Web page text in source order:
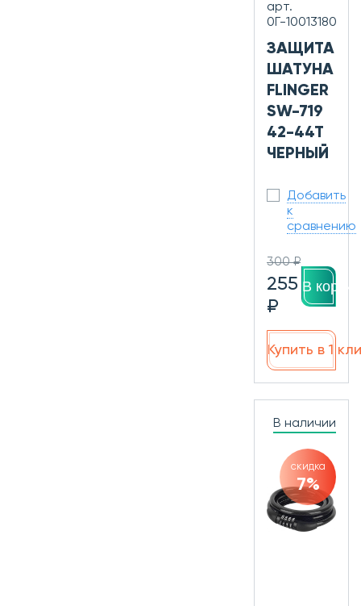
арт.
0Г-10013180
ЗАЩИТА
ШАТУНА
FLINGER
SW-719
42-44T
ЧЕРНЫЙ
Добавить
к
сравнению
300 ₽
255
₽
В
Купить в 1
В наличии
скидка
7%